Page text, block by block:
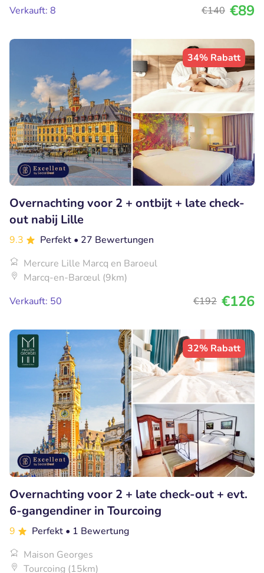
Verkauft: 8
€140 €89
34% Rabatt
Overnachting voor 2 + ontbijt + late check-
out nabij Lille
9.3 Perfekt • 27 Bewertungen
Mercure Lille Marcq en Baroeul
Marcq-en-Barœul (9km)
Verkauft: 50
€192 €126
32% Rabatt
Overnachting voor 2 + late check-out + evt.
6-gangendiner in Tourcoing
9 Perfekt • 1 Bewertung
Maison Georges
Tourcoing (15km)